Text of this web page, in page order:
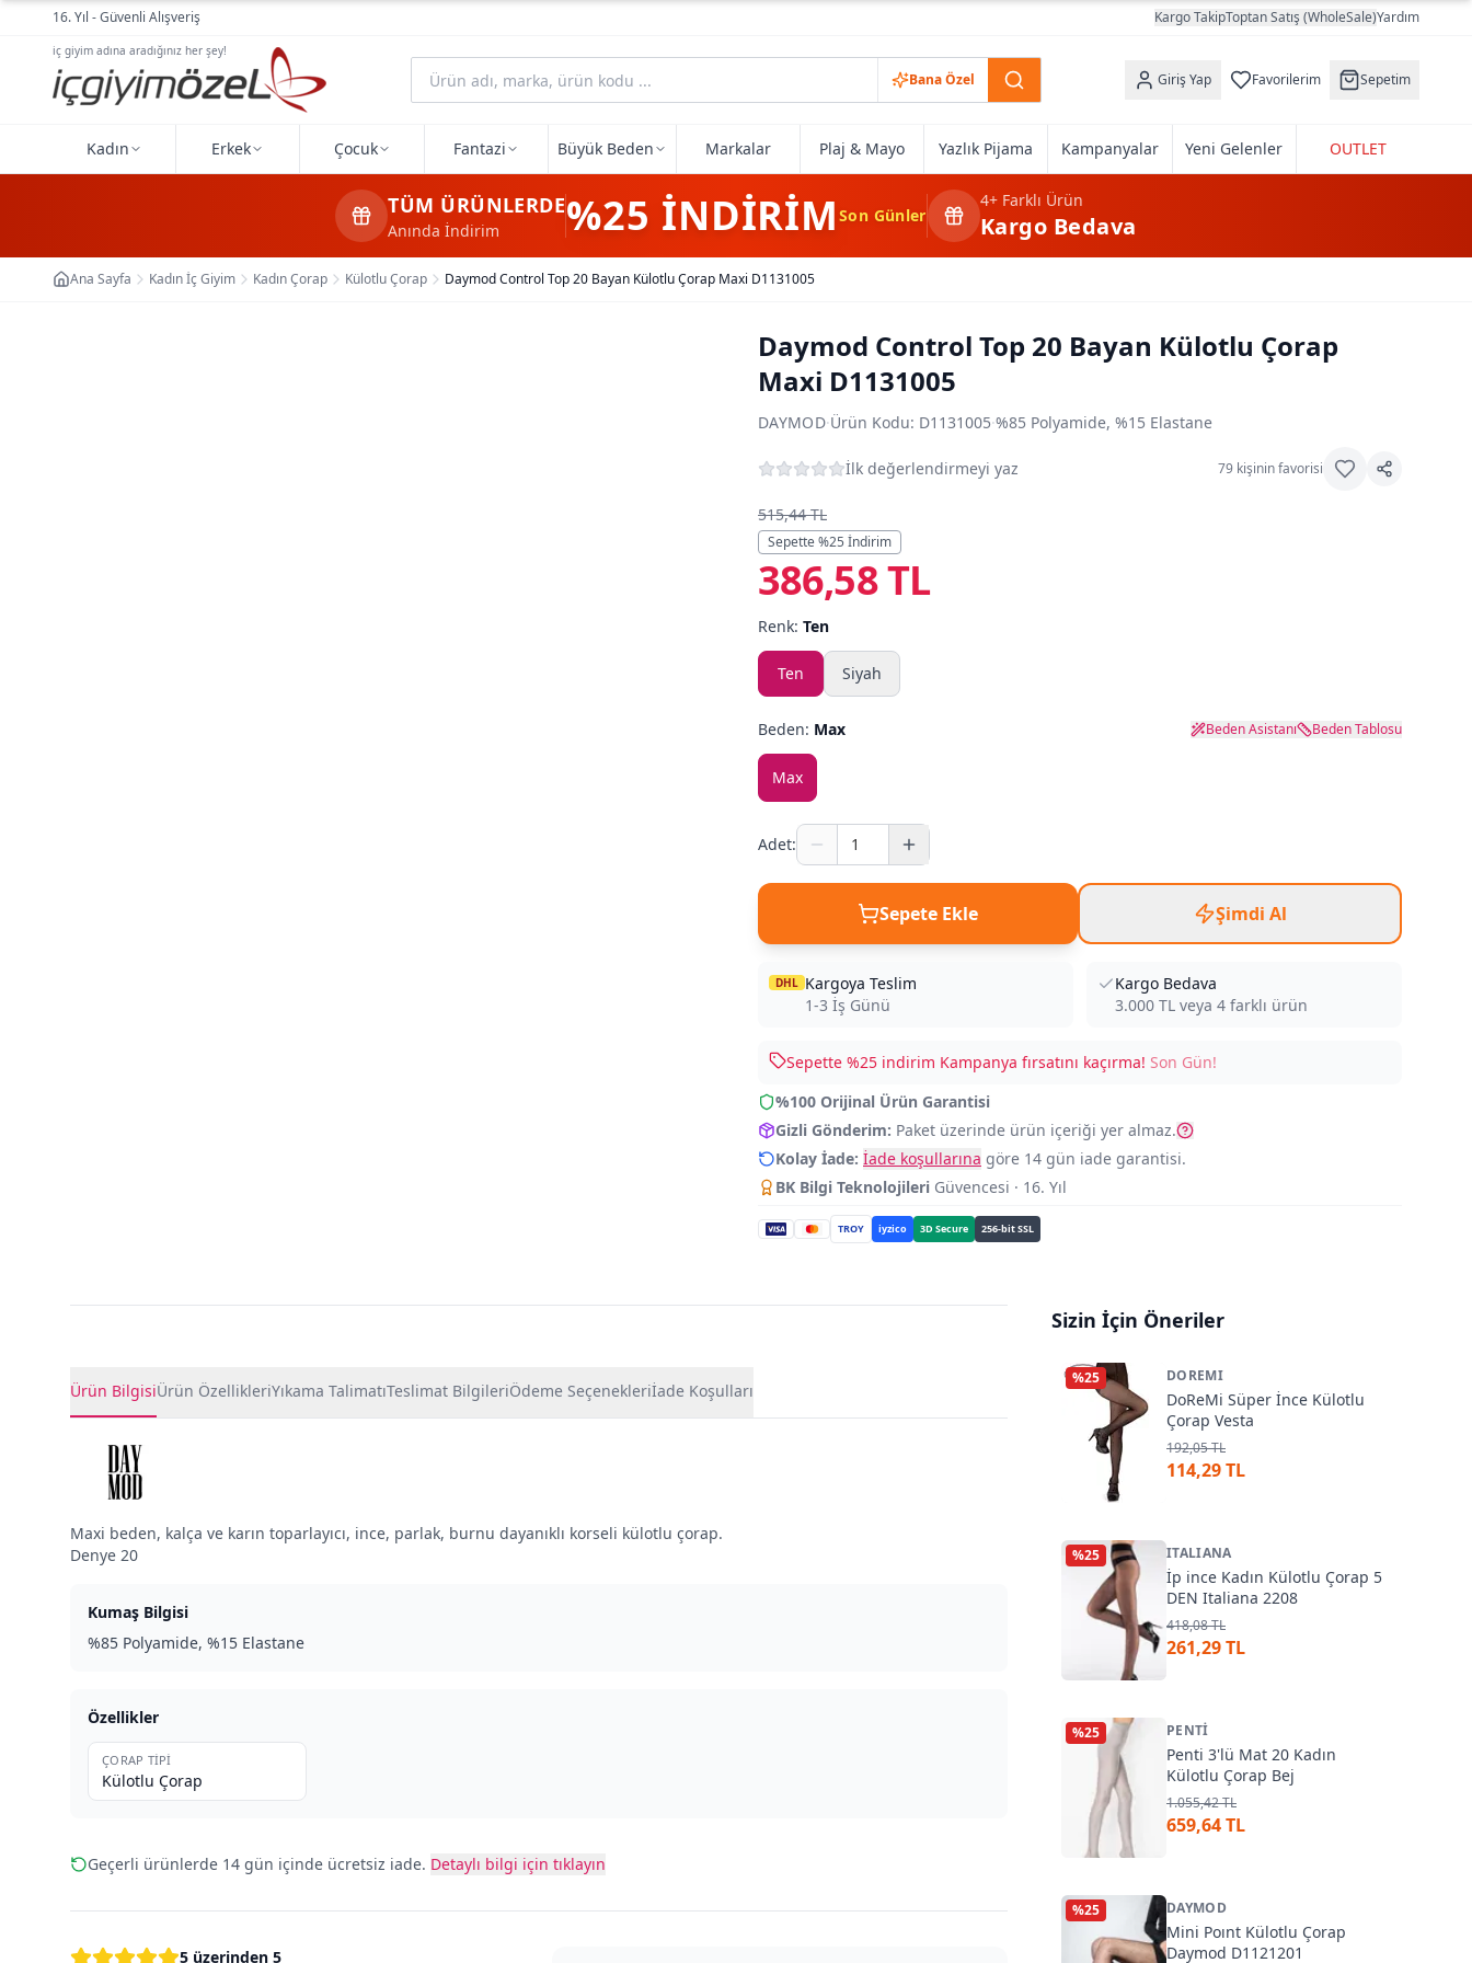
Ana içeriğe geç16. Yıl - Güvenli Alışveriş Kargo TakipToptan Satış (WholeSale)Yardım
iç giyim adına aradığınız her şey!
Bana Özel Giriş Yap Favorilerim Sepetim
Kadın Erkek Çocuk Fantazi Büyük Beden Markalar Plaj & Mayo Yazlık Pijama Kampanyalar Yeni Gelenler OUTLET
TÜM ÜRÜNLERDE
Anında İndirim %25 İNDİRİMSon Günler
4+Farklı Ürün
Kargo Bedava
Ana Sayfa Kadın İç Giyim Kadın Çorap Külotlu Çorap Daymod Control Top 20 Bayan Külotlu Çorap Maxi D1131005
Daymod Control Top 20 Bayan Külotlu Çorap
Maxi D1131005
DAYMOD·Ürün Kodu: D1131005·%85 Polyamide, %15 Elastane
İlk değerlendirmeyi yaz 79 kişinin favorisi
515,44 TL
Sepette %25 İndirim
386,58 TL
Renk: Ten
Ten Siyah
Beden: Max Beden Asistanı Beden Tablosu
Max
Adet:
Sepete Ekle Şimdi Al
DHL Kargoya Teslim
1-3 İş Günü
Kargo Bedava
3.000 TL veya 4 farklı ürün
Sepette %25 indirim Kampanya fırsatını kaçırma! Son Gün!
%100 Orijinal Ürün Garantisi
Gizli Gönderim: Paket üzerinde ürün içeriği yer almaz.
Kolay İade: İade koşullarına göre 14 gün iade garantisi.
BK Bilgi Teknolojileri Güvencesi · 16. Yıl
TROY iyzico 3D Secure 256-bit SSL
Ürün BilgisiÜrün ÖzellikleriYıkama TalimatıTeslimat BilgileriÖdeme Seçenekleriİade Koşulları
Maxi beden, kalça ve karın toparlayıcı, ince, parlak, burnu dayanıklı korseli külotlu çorap.
Denye 20
Kumaş Bilgisi
%85 Polyamide, %15 Elastane
Özellikler
ÇORAP TIPI
Külotlu Çorap
Geçerli ürünlerde 14 gün içinde ücretsiz iade. Detaylı bilgi için tıklayın
5 üzerinden 5
Sizin İçin Öneriler
%25 DOREMI
DoReMi Süper İnce Külotlu
Çorap Vesta
192,05 TL
114,29 TL
%25 ITALIANA
İp ince Kadın Külotlu Çorap 5
DEN Italiana 2208
418,08 TL
261,29 TL
%25 PENTI
Penti 3'lü Mat 20 Kadın
Külotlu Çorap Bej
1.055,42 TL
659,64 TL
%25 DAYMOD
Mini Poınt Külotlu Çorap
Daymod D1121201